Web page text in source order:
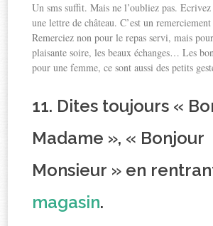
Un sms suffit. Mais ne l’oubliez pas. Ecrivez
une lettre de château. C’est un
Remerciez non pour le repas servi, mais
plaisante soire, les beaux échanges… Les
pour une femme, ce sont aussi des petits
11. Dites toujours «
Madame », « Bonjour
Monsieur » en
magasin.